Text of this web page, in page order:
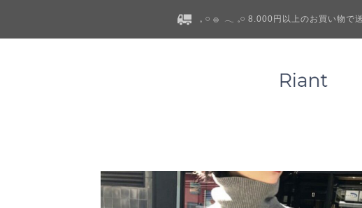
𓈒 𓏸 𓐍 𓂃 𓈒𓏸 8.000円以上のお買い物で